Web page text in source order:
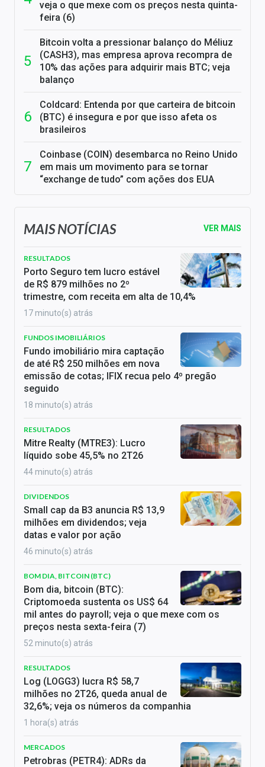
veja o que mexe com os preços nesta quinta-
feira (6)
Bitcoin volta a pressionar balanço do Méliuz
(CASH3), mas empresa aprova recompra de
10% das ações para adquirir mais BTC; veja
balanço
Coldcard: Entenda por que carteira de bitcoin
(BTC) é insegura e por que isso afeta os
brasileiros
Coinbase (COIN) desembarca no Reino Unido
em mais um movimento para se tornar
“exchange de tudo” com ações dos EUA
MAIS NOTÍCIAS VER MAIS
RESULTADOS
Porto Seguro tem lucro estável
de R$ 879 milhões no 2º
trimestre, com receita em alta de 10,4%
17 minuto(s) atrás
FUNDOS IMOBILIÁRIOS
Fundo imobiliário mira captação
de até R$ 250 milhões em nova
emissão de cotas; IFIX recua pelo 4º pregão
seguido
18 minuto(s) atrás
RESULTADOS
Mitre Realty (MTRE3): Lucro
líquido sobe 45,5% no 2T26
44 minuto(s) atrás
DIVIDENDOS
Small cap da B3 anuncia R$ 13,9
milhões em dividendos; veja
datas e valor por ação
46 minuto(s) atrás
BOM DIA, BITCOIN (BTC)
Bom dia, bitcoin (BTC):
Criptomoeda sustenta os US$ 64
mil antes do payroll; veja o que mexe com os
preços nesta sexta-feira (7)
52 minuto(s) atrás
RESULTADOS
Log (LOGG3) lucra R$ 58,7
milhões no 2T26, queda anual de
32,6%; veja os números da companhia
1 hora(s) atrás
MERCADOS
Petrobras (PETR4): ADRs da